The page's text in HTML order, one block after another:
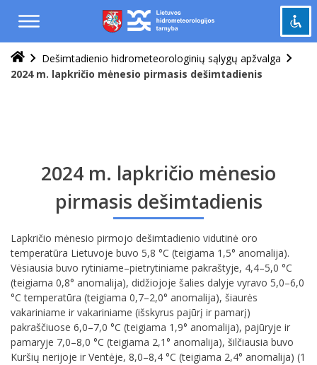
title Pažymėti antraštes
Padidinti šriftą
Šviesus kontrastas
Tamsus kontrastas
Grąžinti
viską
į
pradinę
būseną
cached
turinį
Dešimtadienio hidrometeorologinių sąlygų apžvalga
2024 m. lapkričio mėnesio pirmasis dešimtadienis
2024 m. lapkričio mėnesio
pirmasis dešimtadienis
Lapkričio mėnesio pirmojo dešimtadienio vidutinė oro
temperatūra Lietuvoje buvo 5,8 °C (teigiama 1,5° anomalija).
Vėsiausia buvo rytiniame–pietrytiniame pakraštyje, 4,4–5,0 °C
(teigiama 0,8° anomalija), didžiojoje šalies dalyje vyravo 5,0–6,0
°C temperatūra (teigiama 0,7–2,0° anomalija), šiaurės
vakariniame ir vakariniame (išskyrus pajūrį ir pamarį)
pakraščiuose 6,0–7,0 °C (teigiama 1,9° anomalija), pajūryje ir
pamaryje 7,0–8,0 °C (teigiama 2,1° anomalija), šilčiausia buvo
Kuršių nerijoje ir Ventėje, 8,0–8,4 °C (teigiama 2,4° anomalija) (1